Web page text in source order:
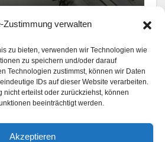
Zustimmung verwalten
zu bieten, verwenden wir Technologien wie
zu speichern und/oder darauf
Technologien zustimmst, können wir Daten
IDs auf dieser Website verarbeiten.
nicht erteilst oder zurückziehst, können
beeinträchtigt werden.
Akzeptieren
1918 – WWI
35